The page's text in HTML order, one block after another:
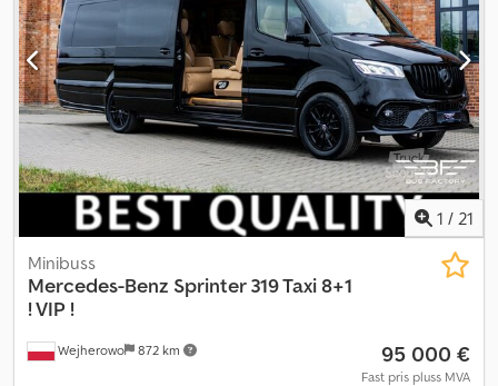
1 / 21
Wejherowo 872 km
Minibuss
Mercedes-Benz Sprinter 319 Taxi 8+1
! VIP !
95 000 €
Fast pris pluss MVA